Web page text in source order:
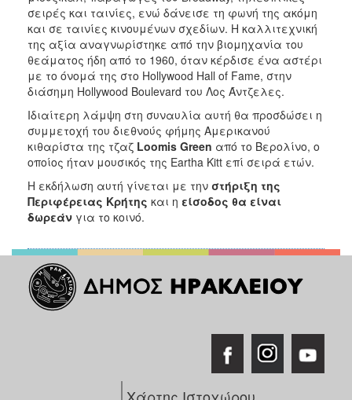
σειρές και ταινίες, ενώ δάνεισε τη φωνή της ακόμη
και σε ταινίες κινουμένων σχεδίων. Η καλλιτεχνική
της αξία αναγνωρίστηκε από την βιομηχανία του
θεάματος ήδη από το 1960, όταν κέρδισε ένα αστέρι
με το όνομά της στο Hollywood Hall of Fame, στην
διάσημη Hollywood Boulevard του Λος Άντζελες.
Ιδιαίτερη λάμψη στη συναυλία αυτή θα προσδώσει η
συμμετοχή του διεθνούς φήμης Αμερικανού
κιθαρίστα της τζαζ Loomis Green από το Βερολίνο, ο
οποίος ήταν μουσικός της Eartha Kitt επί σειρά ετών.
Η εκδήλωση αυτή γίνεται με την στήριξη της
Περιφέρειας Κρήτης και η είσοδος θα είναι
δωρεάν για το κοινό.
Χάρτης Ιστοχώρου